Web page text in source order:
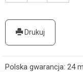
Drukuj
Polska gwarancja: 24